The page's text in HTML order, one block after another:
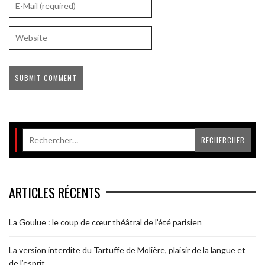
ARTICLES RÉCENTS
La Goulue : le coup de cœur théâtral de l’été parisien
La version interdite du Tartuffe de Molière, plaisir de la langue et
de l’esprit